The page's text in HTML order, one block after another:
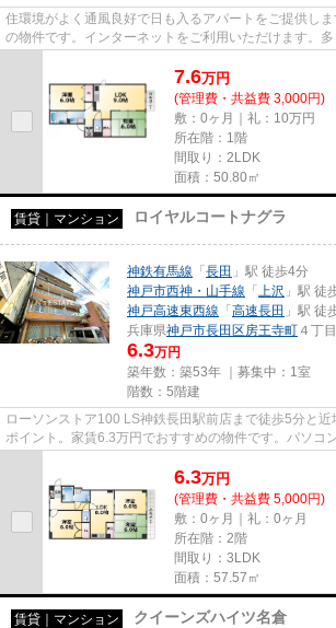
住環境がよく通風良好で日も入るアパートをご提供し
の物件です。インターネットをご利用いただけます。
7.6万円
(管理費・共益費 3,000円)
敷：0ヶ月｜礼：10万円
所在階：1階
間取り：2LDK
面積：50.80㎡
賃貸｜マンション ロイヤルコートナグラ
神鉄有馬線 「 長田 」駅 徒歩4分
神戸市西神・山手線 「 上沢 」駅 徒
神戸高速東西線 「 高速長田 」駅 徒
兵庫県神戸市長田区房王寺町 ４丁目
6.3万円
築年数：築53年 ｜募集中： 1室
階数：5階建
ローソンストア100 LS神鉄長田駅前店まで徒歩5分と近
ポイント。家賃6.3万円でおすすめの物件です。パソコ
6.3万円
(管理費・共益費 5,000円)
敷：0ヶ月｜礼：0ヶ月
所在階：2階
間取り：3LDK
面積：57.57㎡
賃貸｜マンション クイーンズハイツ名倉